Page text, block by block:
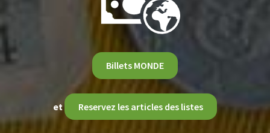
Billets MONDE
et Reservez les articles des listes